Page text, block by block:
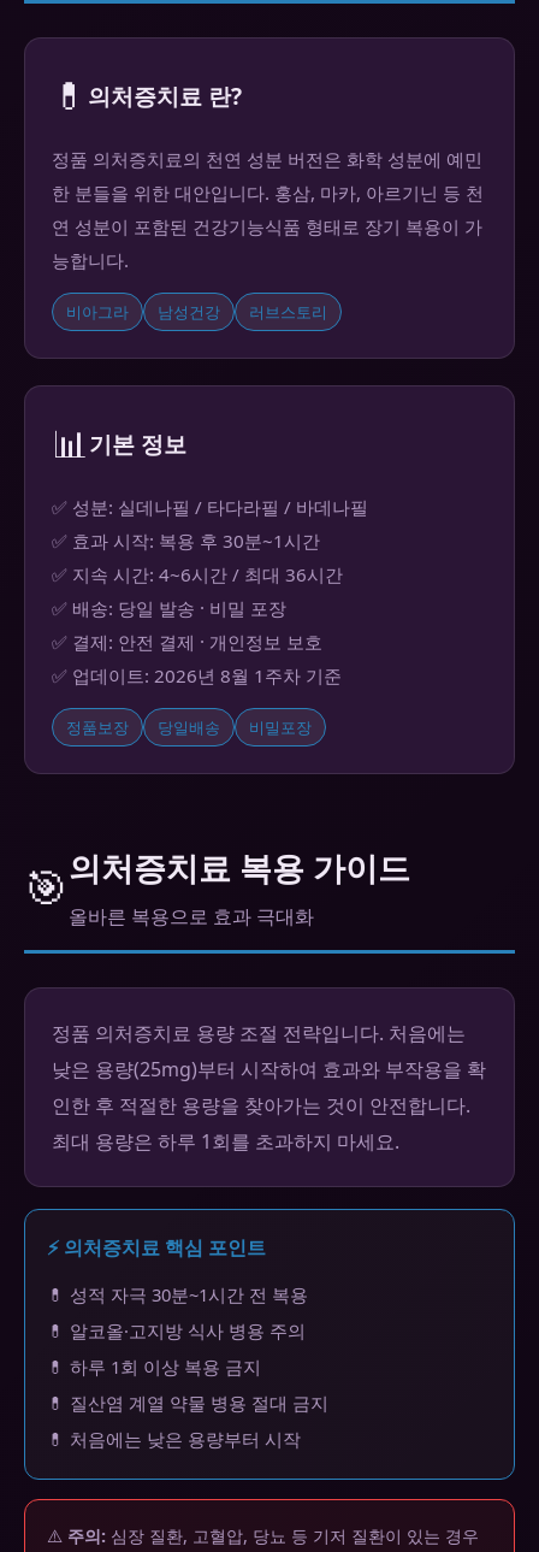
💊 의처증치료 란?
정품 의처증치료의 천연 성분 버전은 화학 성분에 예민
한 분들을 위한 대안입니다. 홍삼, 마카, 아르기닌 등 천
연 성분이 포함된 건강기능식품 형태로 장기 복용이 가
능합니다.
비아그라 남성건강 러브스토리
📊기본 정보
✅ 성분: 실데나필 / 타다라필 / 바데나필
✅ 효과 시작: 복용 후 30분~1시간
✅ 지속 시간: 4~6시간 / 최대 36시간
✅ 배송: 당일 발송 · 비밀 포장
✅ 결제: 안전 결제 · 개인정보 보호
✅ 업데이트: 2026년 8월 1주차 기준
정품보장 당일배송 비밀포장
🎯의처증치료 복용 가이드
올바른 복용으로 효과 극대화
정품 의처증치료 용량 조절 전략입니다. 처음에는
낮은 용량(25mg)부터 시작하여 효과와 부작용을 확
인한 후 적절한 용량을 찾아가는 것이 안전합니다.
최대 용량은 하루 1회를 초과하지 마세요.
⚡ 의처증치료 핵심 포인트
💊 성적 자극 30분~1시간 전 복용
💊 알코올·고지방 식사 병용 주의
💊 하루 1회 이상 복용 금지
💊 질산염 계열 약물 병용 절대 금지
💊 처음에는 낮은 용량부터 시작
⚠️ 주의: 심장 질환, 고혈압, 당뇨 등 기저 질환이 있는 경우